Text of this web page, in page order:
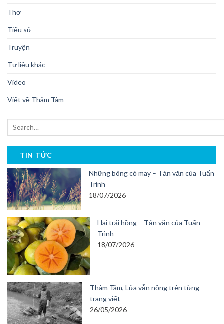
Thơ
Tiểu sử
Truyện
Tư liệu khác
Video
Viết về Thâm Tâm
TIN TỨC
Những bông cỏ may – Tản văn của Tuấn
Trình
18/07/2026
Hai trái hồng – Tản văn của Tuấn
Trình
18/07/2026
Thâm Tâm, Lửa vẫn nồng trên từng
trang viết
26/05/2026